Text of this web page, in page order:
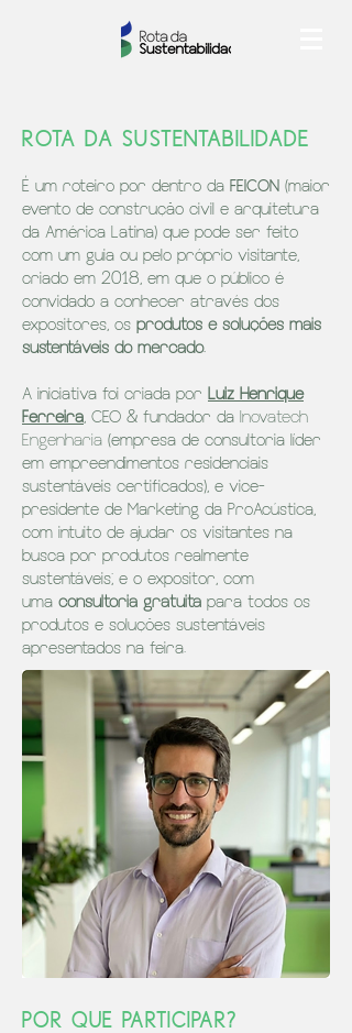
ROTA DA SUSTENTABILIDADE
É um roteiro por dentro da FEICON (maior
evento de construção civil e arquitetura
da América Latina) que pode ser feito
com um guia ou pelo próprio visitante,
criado em 2018, em que o público é
convidado a conhecer através dos
expositores, os produtos e soluções mais
sustentáveis do mercado.
A iniciativa foi criada por Luiz Henrique
Ferreira , CEO & fundador da Inovatech
Engenharia (empresa de consultoria líder
em empreendimentos residenciais
sustentáveis certificados), e vice-
presidente de Marketing da ProAcústica,
com intuito de ajudar os visitantes na
busca por produtos realmente
sustentáveis; e o expositor, com
uma consultoria gratuita para todos os
produtos e soluções sustentáveis
apresentados na feira.
POR QUE PARTICIPAR?